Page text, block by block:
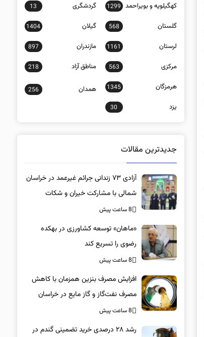
کهگیلویه و بویراحمد 1299 گردشگری 13
گلستان 568 گیلان 1404
لرستان 1161 مازندران 897
مرکزی 563 مناطق آزاد 218
هرمزگان 1345 همدان 256
یزد 30
جدیدترین مقالات
آزادی ۷۳ زندانی جرائم غیرعمد در خراسان
شمالی با مشارکت خیران و شکات
8 ساعت پیش
«ماهان» توسعه کشاورزی در بهکده
رضوی را تسریع کند
8 ساعت پیش
افزایش مصرف بنزین همزمان با کاهش
مصرف نفت‌گاز و گاز مایع در خراسان
شمالی
8 ساعت پیش
رشد ۲۸ درصدی خرید تضمینی گندم در